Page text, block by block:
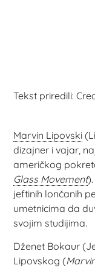
Tekst priredili:
Marvin Lipovski
dizajner i vajar,
američkog
Glass Movement
jeftinih lončanih
umetnicima da
svojim studijima.
Dženet Bokaur
Lipovskog (